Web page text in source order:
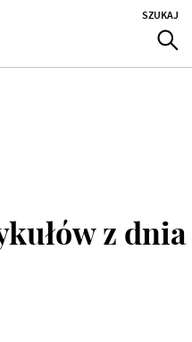
SZUKAJ
z dnia